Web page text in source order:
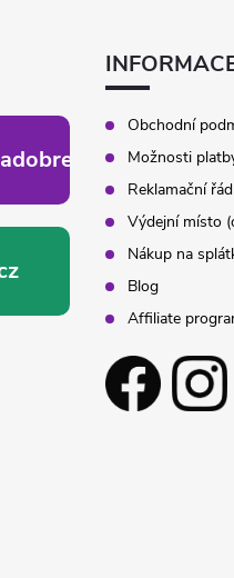
Obchodní
Možnosti
Reklamační řád
Výdejní místo
Nákup na
Blog
Affiliate